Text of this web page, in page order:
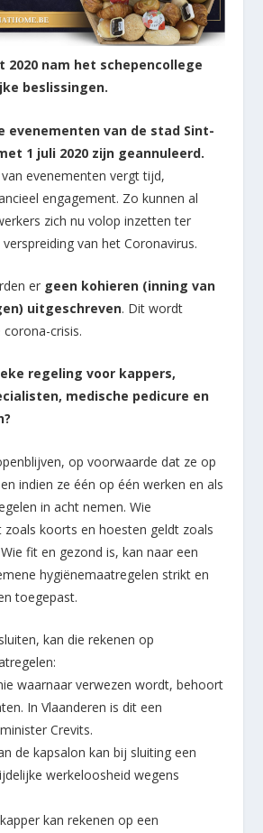
2020 nam het schepencollege
beslissingen.
evenementen van de stad Sint-
1 juli 2020 zijn geannuleerd.
evenementen vergt tijd,
engagement. Zo kunnen al
zich nu volop inzetten ter
van het Coronavirus.
er geen kohieren (inning van
uitgeschreven. Dit wordt
corona-crisis.
regeling voor kappers,
medische pedicure en
op voorwaarde dat ze op
indien ze één op één werken en als
in acht nemen. Wie
koorts en hoesten geldt zoals
fit en gezond is, kan naar een
hygiënemaatregelen strikt en
toegepast.
kan die rekenen op
waarnaar verwezen wordt, behoort
In Vlaanderen is dit een
Crevits.
de kapsalon kan bij sluiting een
werkeloosheid wegens
kan rekenen op een